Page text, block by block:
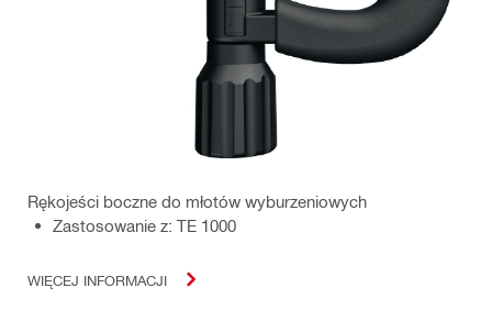
Rękojeści boczne do młotów wyburzeniowych
Zastosowanie z: TE 1000
WIĘCEJ INFORMACJI